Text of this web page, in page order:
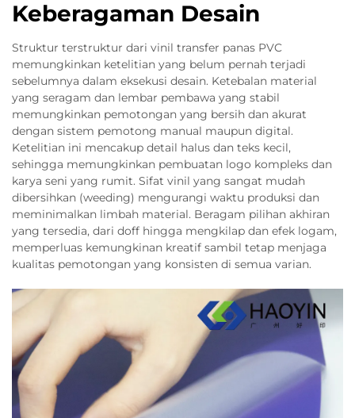
Keberagaman Desain
Struktur terstruktur dari vinil transfer panas PVC
memungkinkan ketelitian yang belum pernah terjadi
sebelumnya dalam eksekusi desain. Ketebalan material
yang seragam dan lembar pembawa yang stabil
memungkinkan pemotongan yang bersih dan akurat
dengan sistem pemotong manual maupun digital.
Ketelitian ini mencakup detail halus dan teks kecil,
sehingga memungkinkan pembuatan logo kompleks dan
karya seni yang rumit. Sifat vinil yang sangat mudah
dibersihkan (weeding) mengurangi waktu produksi dan
meminimalkan limbah material. Beragam pilihan akhiran
yang tersedia, dari doff hingga mengkilap dan efek logam,
memperluas kemungkinan kreatif sambil tetap menjaga
kualitas pemotongan yang konsisten di semua varian.